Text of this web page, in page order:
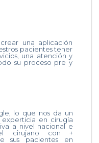
una aplicación
pacientes tener
una atención y
su proceso pre y
lo que nos da un
en cirugía
a nivel nacional e
el cirujano con +
sus pacientes en